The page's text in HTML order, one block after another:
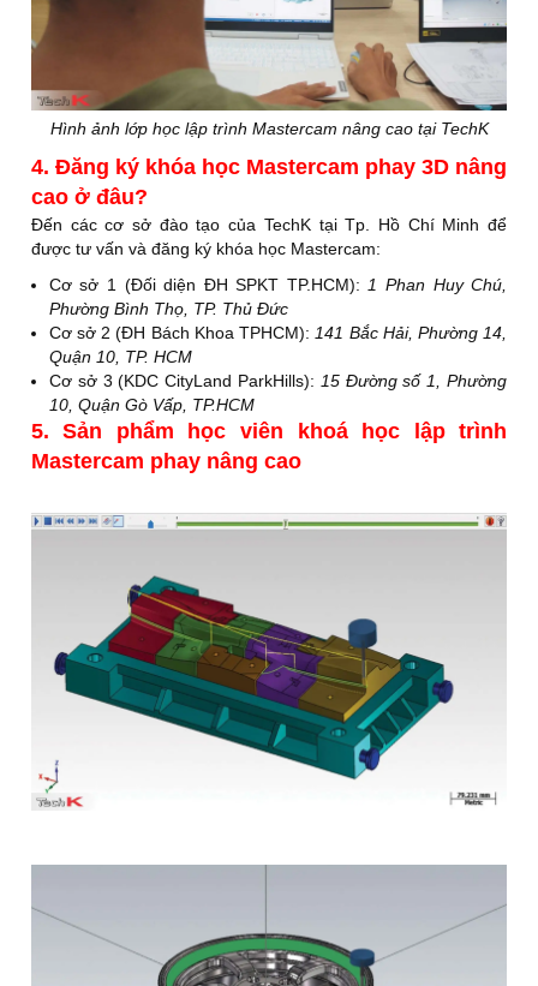
Hình ảnh lớp học lập trình Mastercam nâng cao tại TechK
4. Đăng ký khóa học Mastercam phay 3D nâng
cao ở đâu?
Đến các cơ sở đào tạo của TechK tại Tp. Hồ Chí Minh để
được tư vấn và đăng ký khóa học Mastercam:
Cơ sở 1 (Đối diện ĐH SPKT TP.HCM):1 Phan Huy Chú,
Phường Bình Thọ, TP. Thủ Đức
Cơ sở 2 (ĐH Bách Khoa TPHCM):141 Bắc Hải, Phường 14,
Quận 10, TP. HCM
Cơ sở 3 (KDC CityLand ParkHills): 15 Đường số 1, Phường
10, Quận Gò Vấp, TP.HCM
5. Sản phẩm học viên khoá học lập trình
Mastercam phay nâng cao